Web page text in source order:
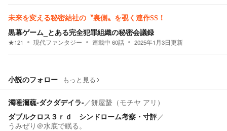
未来を変える秘密結社の〝裏側〟を覗く連作SS！
黒幕ゲーム_とある完全犯罪組織の秘密会議録
★121 現代ファンタジー 連載中 60話 2025年1月3日更新
小説のフォロー もっと見る
濁唾濔蓏-ダクダデイラ-／餅屋䖸（モチヤ アリ）
ダブルクロス３ｒｄ シンドローム考察・寸評／
うみぜり＠水底で眠る。